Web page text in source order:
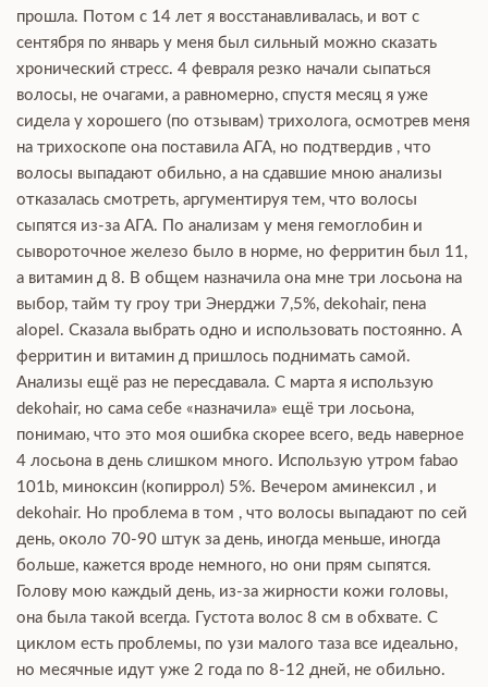
прошла. Потом с 14 лет я восстанавливалась, и вот с
сентября по январь у меня был сильный можно сказать
хронический стресс. 4 февраля резко начали сыпаться
волосы, не очагами, а равномерно, спустя месяц я уже
сидела у хорошего (по отзывам) трихолога, осмотрев меня
на трихоскопе она поставила АГА, но подтвердив , что
волосы выпадают обильно, а на сдавшие мною анализы
отказалась смотреть, аргументируя тем, что волосы
сыпятся из-за АГА. По анализам у меня гемоглобин и
сывороточное железо было в норме, но ферритин был 11,
а витамин д 8. В общем назначила она мне три лосьона на
выбор, тайм ту гроу три Энерджи 7,5%, dekohair, пена
alopel. Сказала выбрать одно и использовать постоянно. А
ферритин и витамин д пришлось поднимать самой.
Анализы ещё раз не пересдавала. С марта я использую
dekohair, но сама себе «назначила» ещё три лосьона,
понимаю, что это моя ошибка скорее всего, ведь наверное
4 лосьона в день слишком много. Использую утром fabao
101b, миноксин (копиррол) 5%. Вечером аминексил , и
dekohair. Но проблема в том , что волосы выпадают по сей
день, около 70-90 штук за день, иногда меньше, иногда
больше, кажется вроде немного, но они прям сыпятся.
Голову мою каждый день, из-за жирности кожи головы,
она была такой всегда. Густота волос 8 см в обхвате. С
циклом есть проблемы, по узи малого таза все идеально,
но месячные идут уже 2 года по 8-12 дней, не обильно.